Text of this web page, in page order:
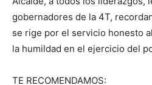
gobernadores de la 4T,
se rige por el servicio honesto
la humildad en el ejercicio del
TE RECOMENDAMOS: